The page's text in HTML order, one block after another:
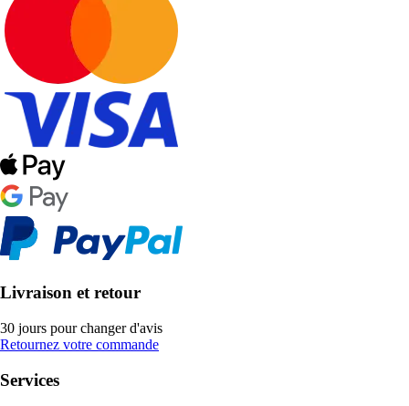
Livraison et retour
30 jours pour changer d'avis
Retournez votre commande
Services